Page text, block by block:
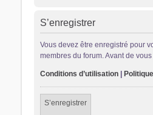
S’enregistrer
Vous devez être enregistré pour
membres du forum. Avant de
Conditions d’utilisation|
S’enregistrer